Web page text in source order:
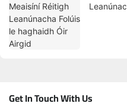
Get In Touch With Us